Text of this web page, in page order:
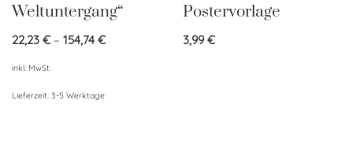
Weltuntergang“
22,23 € – 154,74 €
inkl. MwSt.
Lieferzeit: 3-5 Werktage
Postervorlage
3,99€